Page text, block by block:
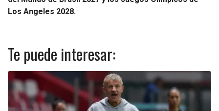
Los Angeles 2028.
Te puede interesar: